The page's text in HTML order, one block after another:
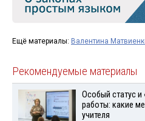
Ещё материалы: Валентина
Рекомендуемые материалы
Особый статус и
работы: какие
учителя